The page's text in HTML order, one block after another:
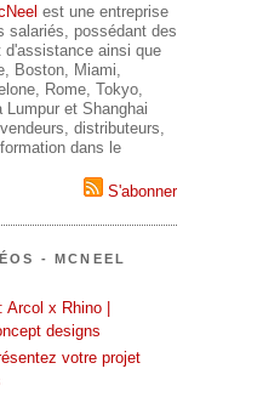
est une entreprise
salariés, possédant des
d'assistance ainsi que
Boston, Miami,
Rome, Tokyo,
Lumpur et Shanghai
distributeurs,
dans le
S'abonner
- MCNEEL
x Rhino |
designs
votre projet